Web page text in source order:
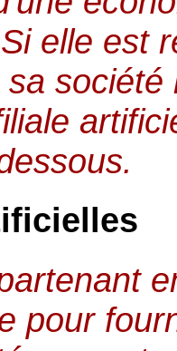
elle est
pour